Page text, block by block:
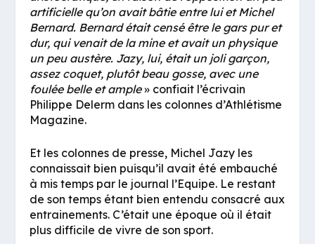
artificielle qu’on avait bâtie entre lui et Michel
Bernard. Bernard était censé être le gars pur et
dur, qui venait de la mine et avait un physique
un peu austère. Jazy, lui, était un joli garçon,
assez coquet, plutôt beau gosse, avec une
foulée belle et ample» confiait l’écrivain
Philippe Delerm dans les colonnes d’Athlétisme
Magazine.
Et les colonnes de presse, Michel Jazy les
connaissait bien puisqu’il avait été embauché
à mis temps par le journal l’Equipe. Le restant
de son temps étant bien entendu consacré aux
entrainements. C’était une époque où il était
plus difficile de vivre de son sport.